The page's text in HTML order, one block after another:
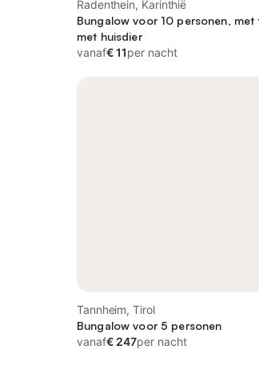
Radenthein, Karinthië
Bungalow voor 10 personen, met
met huisdier
vanaf€ 11per nacht
Tannheim, Tirol
Bungalow voor 5 personen
vanaf€ 247per nacht